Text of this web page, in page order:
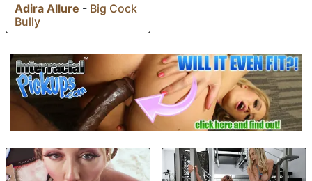
Adira Allure - Big Cock
Bully